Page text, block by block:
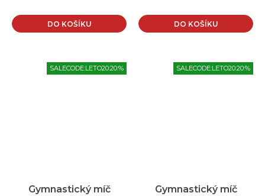
DO KOŠÍKU DO KOŠÍKU
SALECODE:LETO20:20:%
Gymnastický míč
SALECODE:LETO20:20:%
Gymnastický míč